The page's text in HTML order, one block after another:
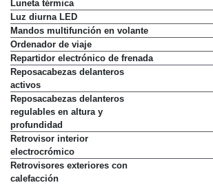
Luneta térmica
Luz diurna LED
Mandos multifunción en volante
Ordenador de viaje
Repartidor electrónico de frenada
Reposacabezas delanteros
activos
Reposacabezas delanteros
regulables en altura y
profundidad
Retrovisor interior
electrocrómico
Retrovisores exteriores con
calefacción